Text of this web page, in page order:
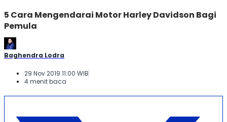
5 Cara Mengendarai Motor Harley Davidson Bagi
Pemula
Baghendra Lodra
29 Nov 2019 11:00 WIB
4 menit baca